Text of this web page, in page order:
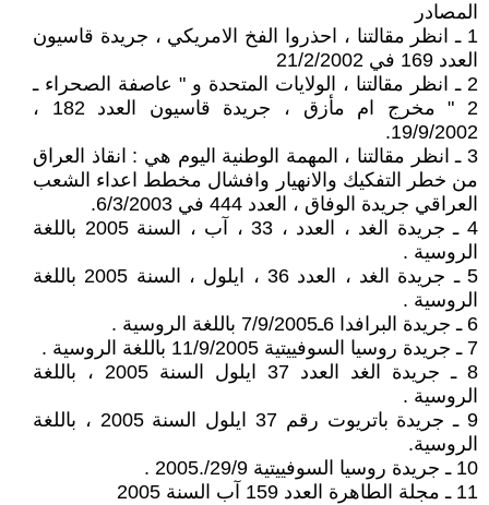
المصادر
1 ـ انظر مقالتنا ، احذروا الفخ الامريكي ، جريدة قاسيون
العدد 169 في 21/2/2002
2 ـ انظر مقالتنا ، الولايات المتحدة و " عاصفة الصحراء ـ
2 " مخرج ام مأزق ، جريدة قاسيون العدد 182 ،
19/9/2002.
3 ـ انظر مقالتنا ، المهمة الوطنية اليوم هي : انقاذ العراق
من خطر التفكيك والانهيار وافشال مخطط اعداء الشعب
العراقي جريدة الوفاق ، العدد 444 في 6/3/2003.
4 ـ جريدة الغد ، العدد ، 33 ، آب ، السنة 2005 باللغة
الروسية .
5 ـ جريدة الغد ، العدد 36 ، ايلول ، السنة 2005 باللغة
الروسية .
6 ـ جريدة البرافدا 6ـ7/9/2005 باللغة الروسية .
7 ـ جريدة روسيا السوفييتية 11/9/2005 باللغة الروسية .
8 ـ جريدة الغد العدد 37 ايلول السنة 2005 ، باللغة
الروسية .
9 ـ جريدة باتريوت رقم 37 ايلول السنة 2005 ، باللغة
الروسية.
10 ـ جريدة روسيا السوفييتية 29/9/.2005 .
11 ـ مجلة الطاهرة العدد 159 آب السنة 2005